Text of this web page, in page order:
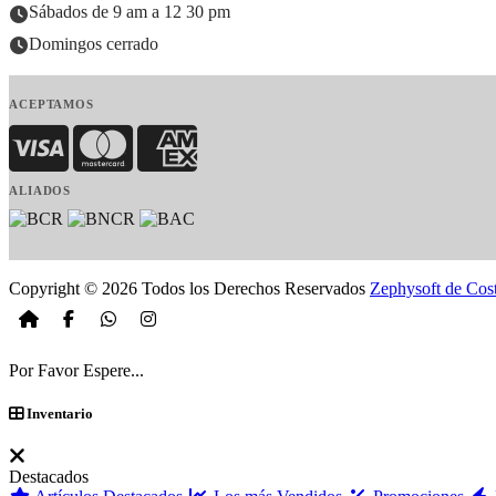
Sábados de 9 am a 12 30 pm
Domingos cerrado
ACEPTAMOS
Visa MasterCardAmerican Express
ALIADOS
Copyright © 2026 Todos los Derechos Reservados Zephysoft de
Por Favor Espere...
Inventario
Destacados